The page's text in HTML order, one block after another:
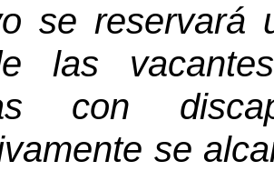
se reservará
las
con
se